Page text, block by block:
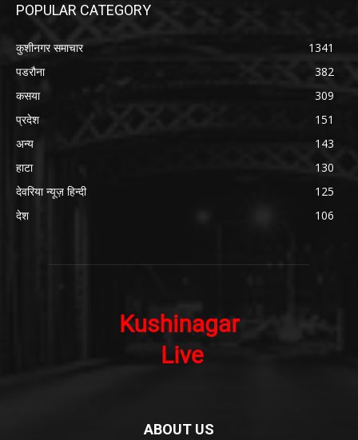
POPULAR CATEGORY
कुशीनगर समाचार
1341
पडरौना
382
कसया
309
प्रदेश
151
अन्य
143
हाटा
130
देवरिया न्यूज़ हिन्दी
125
देश
106
ABOUT US